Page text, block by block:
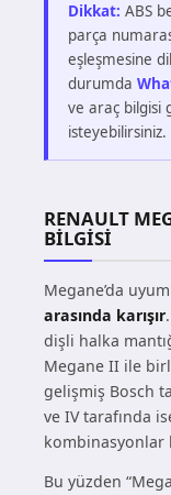
Dikkat: ABS
parça
eşleşmesine
durumda
ve araç bilgisi
isteyebilirsiniz.
RENAULT
BILGISI
Megane’da
arasında karışır
dişli halka
Megane II ile
gelişmiş Bosch
ve IV tarafında
kombinasyonlar
Bu yüzden